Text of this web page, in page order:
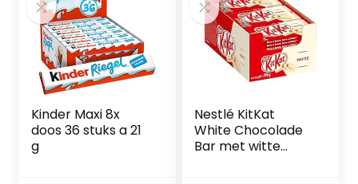
Kinder Maxi 8x
doos 36 stuks a 21
g
Nestlé KitKat
White Chocolade
Bar met witte